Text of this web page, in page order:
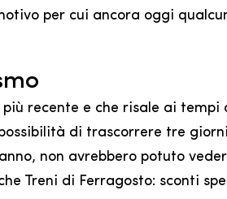
per cui ancora oggi
più recente e che risale ai
di trascorrere tre
non avrebbero potuto
Treni di Ferragosto: sconti